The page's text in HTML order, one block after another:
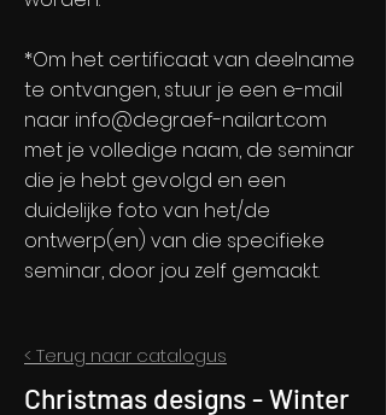
*Om het certificaat van deelname
te ontvangen, stuur je een e-mail
naar info@degraef-nailart.com
met je volledige naam, de seminar
die je hebt gevolgd en een
duidelijke foto van het/de
ontwerp(en) van die specifieke
seminar, door jou zelf gemaakt.
< Terug naar catalogus
Christmas designs - Winter